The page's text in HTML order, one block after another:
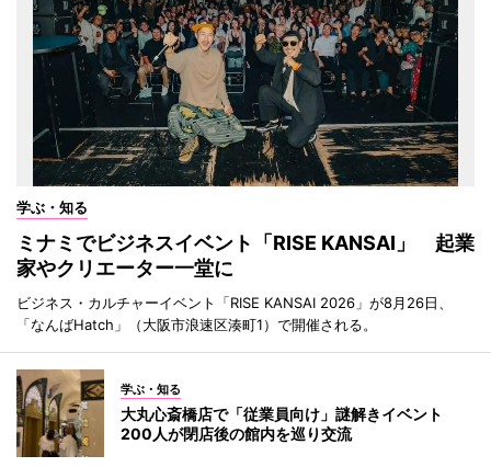
学ぶ・知る
ミナミでビジネスイベント「RISE KANSAI」 起業
家やクリエーター一堂に
ビジネス・カルチャーイベント「RISE KANSAI 2026」が8月26日、
「なんばHatch」（大阪市浪速区湊町1）で開催される。
学ぶ・知る
大丸心斎橋店で「従業員向け」謎解きイベント
200人が閉店後の館内を巡り交流